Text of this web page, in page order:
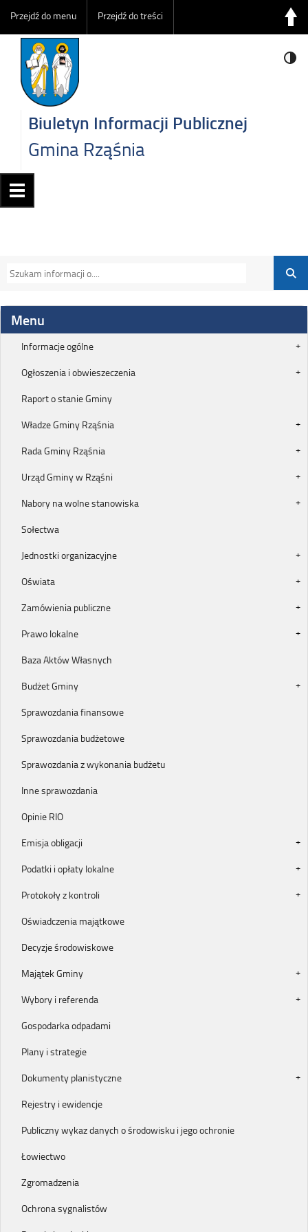
Przejdź do menu Przejdź do treści
Biuletyn Informacji Publicznej
Gmina Rząśnia
Menu
Informacje ogólne
Ogłoszenia i obwieszeczenia
Raport o stanie Gminy
Władze Gminy Rząśnia
Rada Gminy Rząśnia
Urząd Gminy w Rząśni
Nabory na wolne stanowiska
Sołectwa
Jednostki organizacyjne
Oświata
Zamówienia publiczne
Prawo lokalne
Baza Aktów Własnych
Budżet Gminy
Sprawozdania finansowe
Sprawozdania budżetowe
Sprawozdania z wykonania budżetu
Inne sprawozdania
Opinie RIO
Emisja obligacji
Podatki i opłaty lokalne
Protokoły z kontroli
Oświadczenia majątkowe
Decyzje środowiskowe
Majątek Gminy
Wybory i referenda
Gospodarka odpadami
Plany i strategie
Dokumenty planistyczne
Rejestry i ewidencje
Publiczny wykaz danych o środowisku i jego ochronie
Łowiectwo
Zgromadzenia
Ochrona sygnalistów